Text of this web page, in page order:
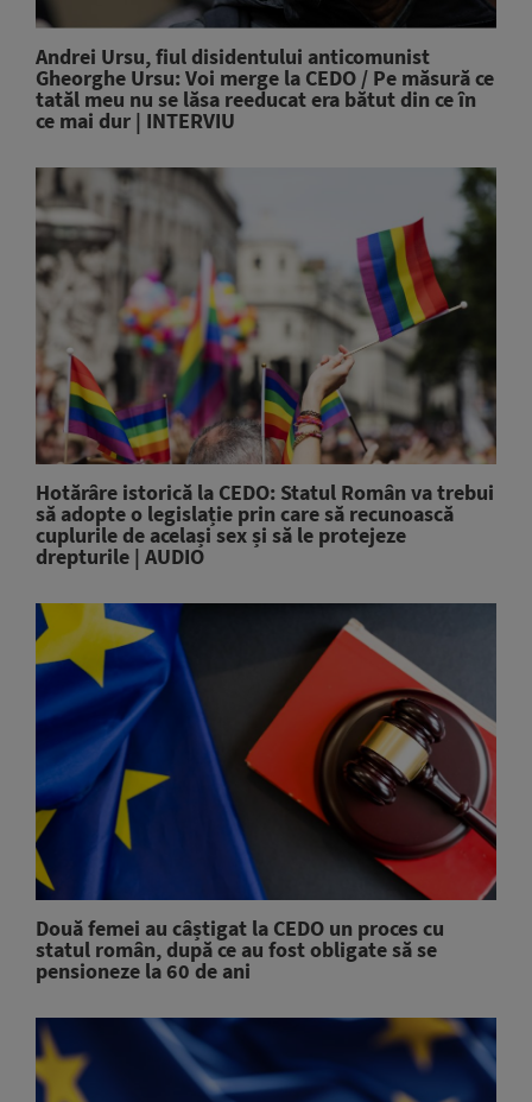
Andrei Ursu, fiul disidentului anticomunist
Gheorghe Ursu: Voi merge la CEDO / Pe măsură ce
tatăl meu nu se lăsa reeducat era bătut din ce în
ce mai dur | INTERVIU
Hotărâre istorică la CEDO: Statul Român va trebui
să adopte o legislație prin care să recunoască
cuplurile de același sex și să le protejeze
drepturile | AUDIO
Două femei au câștigat la CEDO un proces cu
statul român, după ce au fost obligate să se
pensioneze la 60 de ani